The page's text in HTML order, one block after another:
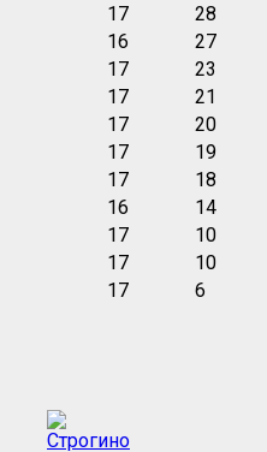
17
28
16
27
17
23
17
21
17
20
17
19
17
18
16
14
17
10
17
10
17 6